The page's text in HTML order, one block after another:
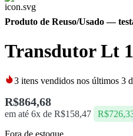
Produto de Reuso/Usado—
Transdutor Lt
3 itens vendidos nos últimos 3
R$864,68
em até 6x de R$158,47 R$